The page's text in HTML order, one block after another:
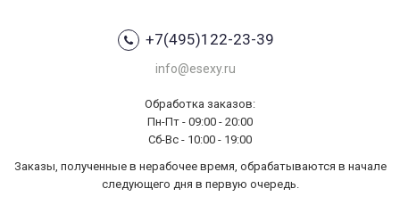
+7(495)122-23-39
info@esexy.ru
Обработка заказов:
Пн-Пт - 09:00 - 20:00
Сб-Вс - 10:00 - 19:00
Заказы, полученные в нерабочее время, обрабатываются в начале
следующего дня в первую очередь.